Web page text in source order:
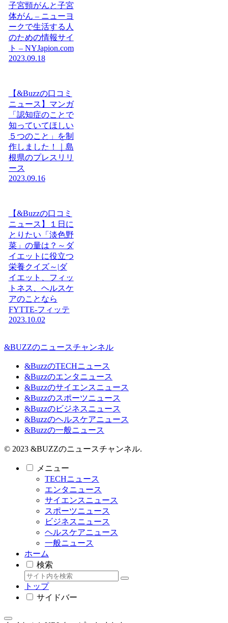
子宮頸がんと子宮
体がん – ニューヨ
ークで生活する人
のための情報サイ
ト – NYJapion.com
2023.09.18
【&Buzzの口コミ
ニュース】マンガ
「認知症のことで
知っていてほしい
５つのこと」を制
作しました！｜島
根県のプレスリリ
ース
2023.09.16
【&Buzzの口コミ
ニュース】１日に
とりたい「淡色野
菜」の量は？～ダ
イエットに役立つ
栄養クイズ～|ダ
イエット、フィッ
トネス、ヘルスケ
アのことなら
FYTTE-フィッテ
2023.10.02
&BUZZのニュースチャンネル
&BuzzのTECHニュース
&Buzzのエンタニュース
&Buzzのサイエンスニュース
&Buzzのスポーツニュース
&Buzzのビジネスニュース
&Buzzのヘルスケアニュース
&Buzzの一般ニュース
© 2023 &BUZZのニュースチャンネル.
メニュー
TECHニュース
エンタニュース
サイエンスニュース
スポーツニュース
ビジネスニュース
ヘルスケアニュース
一般ニュース
ホーム
検索
トップ
サイドバー